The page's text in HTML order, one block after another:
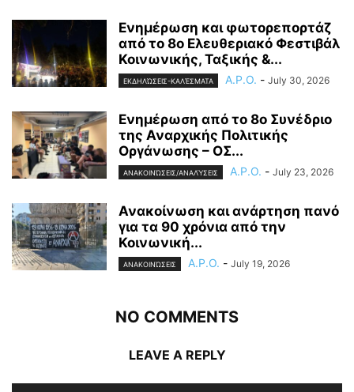
Ενημέρωση και φωτορεπορτάζ
από το 8ο Ελευθεριακό Φεστιβάλ
Κοινωνικής, Ταξικής &...
ΕΚΔΗΛΏΣΕΙΣ-ΚΑΛΈΣΜΑΤΑ A.P.O. - July 30, 2026
Ενημέρωση από το 8ο Συνέδριο
της Αναρχικής Πολιτικής
Οργάνωσης – ΟΣ...
ΑΝΑΚΟΙΝΏΣΕΙΣ/ΑΝΑΛΎΣΕΙΣ A.P.O. - July 23, 2026
Ανακοίνωση και ανάρτηση πανό
για τα 90 χρόνια από την
Κοινωνική...
ΑΝΑΚΟΙΝΏΣΕΙΣ A.P.O. - July 19, 2026
NO COMMENTS
LEAVE A REPLY